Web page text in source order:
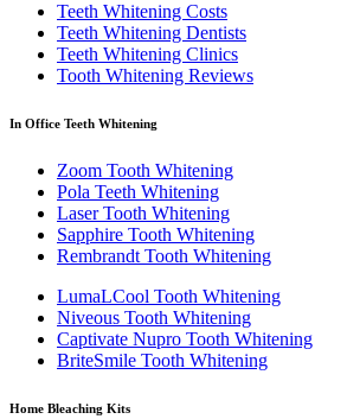
Teeth Whitening Costs
Teeth Whitening Dentists
Teeth Whitening Clinics
Tooth Whitening Reviews
In Office Teeth Whitening
Zoom Tooth Whitening
Pola Teeth Whitening
Laser Tooth Whitening
Sapphire Tooth Whitening
Rembrandt Tooth Whitening
LumaLCool Tooth Whitening
Niveous Tooth Whitening
Captivate Nupro Tooth Whitening
BriteSmile Tooth Whitening
Home Bleaching Kits